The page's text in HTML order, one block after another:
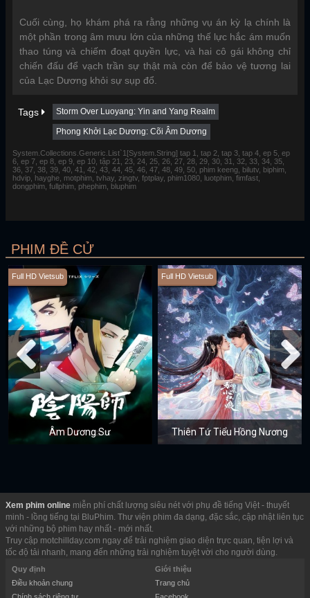
Cuối cùng, họ khám phá ra rằng những vụ án kỳ lạ chính là
một phần trong âm mưu lớn của những thế lực hắc ám muốn
thao túng và chiếm đoạt quyền lực, và hai cô gái không chỉ
chiến đấu để vạch trần sự thật mà còn để bảo vệ tương lai
của Lạc Dương khỏi sự sụp đổ.
Tags Storm Over Luoyang: Yin and Yang Realm
Phong Khởi Lạc Dương: Cõi Âm Dương
System.Collections.Generic.List`1[System.String] tap 1, tap 2, tap 3, tap 4, ep 5, ep
6, ep 7, ep 8, ep 9, ep 10, tập 21, 23, 24, 25, 26, 27, 28, 29, 30, 31, 32, 33, 34, 35,
36, 37, 38, 39, 40, 41, 42, 43, 44, 45, 46, 47, 48, 49, 50, phim keeng, bilutv, biphim,
hdvip, hayghe, motphim, tvhay, zingtv, fptplay, phim1080, luotphim, fimfast,
dongphim, fullphim, phephim, bluphim
PHIM ĐỀ CỬ
Full HD Vietsub
Âm Dương Sư
Full HD Vietsub
Thiên Tứ Tiểu Hồng Nương
Xem phim online miễn phí chất lượng siêu nét với phụ đề tiếng Việt - thuyết
minh - lồng tiếng tại BluPhim. Thư viện phim đa dạng, đặc sắc, cập nhật liên tục
với những bộ phim hay nhất - mới nhất.
Truy cập motchillday.com ngay để trải nghiệm giao diện trực quan, tiện lợi và
tốc độ tải nhanh, mang đến những trải nghiệm tuyệt vời cho người dùng.
Quy định
Điều khoản chung
Giới thiệu
Trang chủ